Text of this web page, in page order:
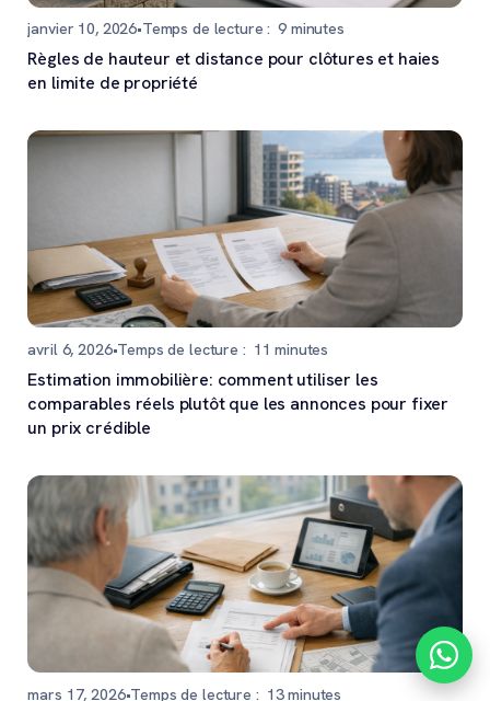
janvier 10, 2026•Temps de lecture : 9 minutes
Règles de hauteur et distance pour clôtures et haies
en limite de propriété
avril 6, 2026•Temps de lecture : 11 minutes
Estimation immobilière: comment utiliser les
comparables réels plutôt que les annonces pour fixer
un prix crédible
mars 17, 2026•Temps de lecture : 13minutes